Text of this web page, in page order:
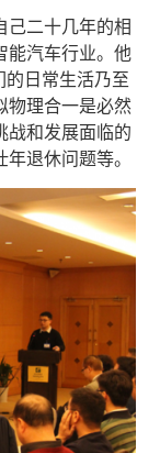
己二十几年的相
能汽车行业。他
的日常生活乃至
物理合一是必然
战和发展面临的
退休问题等。